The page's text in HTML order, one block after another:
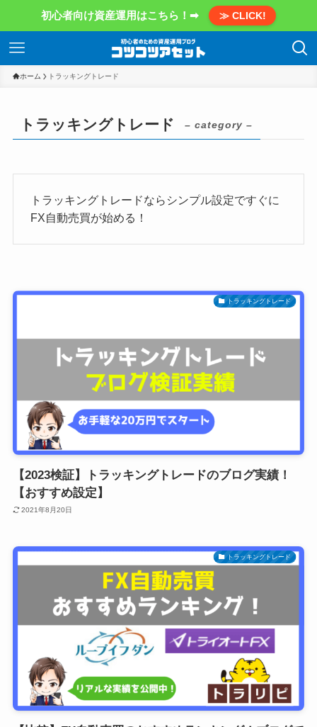
初心者向け資産運用はこちら！➡ ≫ CLICK!
ホーム トラッキングトレード
トラッキングトレード – category –
トラッキングトレードならシンプル設定ですぐに
FX自動売買が始める！
トラッキングトレード
【2023検証】トラッキングトレードのブログ実績！
【おすすめ設定】
2021年8月20日
トラッキングトレード